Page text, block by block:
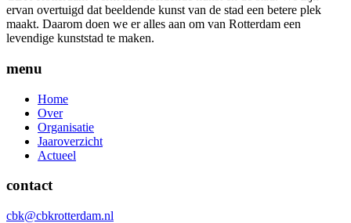
ervan overtuigd dat beeldende kunst van de stad een betere plek
maakt. Daarom doen we er alles aan om van Rotterdam een
levendige kunststad te maken.
menu
Home
Over
Organisatie
Jaaroverzicht
Actueel
contact
cbk@cbkrotterdam.nl